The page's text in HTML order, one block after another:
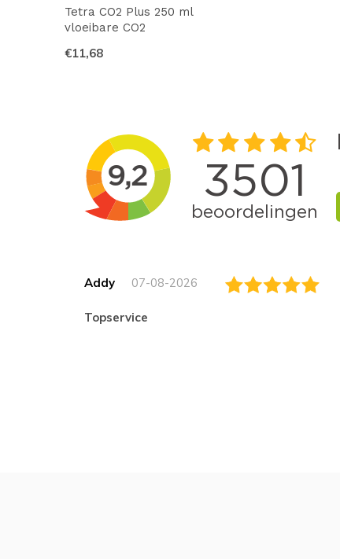
Tetra CO2 Plus 250 ml
vloeibare CO2
€11,68
Addy 07-08-2026
topservice